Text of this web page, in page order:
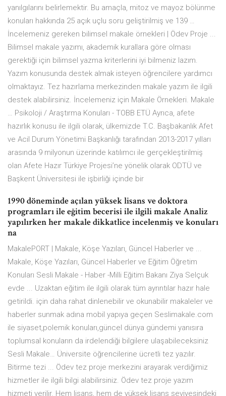
yanılgılarını belirlemektir. Bu amaçla, mitoz ve mayoz bölünme
konuları hakkında 25 açık uçlu soru geliştirilmiş ve 139 …
İncelemeniz gereken bilimsel makale örnekleri | Ödev Proje ...
Bilimsel makale yazımı, akademik kurallara göre olması
gerektiği için bilimsel yazma kriterlerini iyi bilmeniz lazım.
Yazım konusunda destek almak isteyen öğrencilere yardımcı
olmaktayız. Tez hazırlama merkezinden makale yazım ile ilgili
destek alabilirsiniz. İncelemeniz için Makale Örnekleri. Makale
… Psikoloji / Araştırma Konuları - TOBB ETÜ Ayrıca, afete
hazırlık konusu ile ilgili olarak, ülkemizde T.C. Başbakanlık Afet
ve Acil Durum Yönetimi Başkanlığı tarafından 2013-2017 yılları
arasında 9 milyonun üzerinde katılımcı ile gerçekleştirilmiş
olan Afete Hazır Türkiye Projesi’ne yönelik olarak ODTÜ ve
Başkent Üniversitesi ile işbirliği içinde bir
1990 döneminde açılan yüksek lisans ve doktora
programları ile eğitim becerisi ile ilgili makale Analiz
yapılırken her makale dikkatlice incelenmiş ve konuları
na
MakalePORT | Makale, Köşe Yazıları, Güncel Haberler ve ...
Makale, Köşe Yazıları, Güncel Haberler ve Eğitim Öğretim
Konuları Sesli Makale - Haber -Milli Eğitim Bakanı Ziya Selçuk
evde ... Uzaktan eğitim ile ilgili olarak tüm ayrıntılar hazır hale
getirildi. için daha rahat dinlenebilir ve okunabilir makaleler ve
haberler sunmak adına mobil yapıya geçen Seslimakale.com
ile siyaset,polemik konuları,güncel dünya gündemi yanısıra
toplumsal konuların da irdelendiği bilgilere ulaşabileceksiniz
Sesli Makale… Üniversite öğrencilerine ücretli tez yazılır.
Bitirme tezi ... Ödev tez proje merkezini arayarak verdiğimiz
hizmetler ile ilgili bilgi alabilirsiniz. Ödev tez proje yazım
hizmeti verilir. Hem lisans, hem de yüksek lisans seviyesindeki